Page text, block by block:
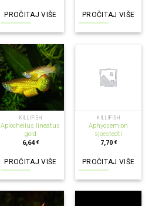
PROČITAJ VIŠE PROČITAJ VIŠE
NEMA NA ZALIHI
KILLIFISH
Aplocheilus lineatus
gold
6,64 €
PROČITAJ VIŠE
NEMA NA ZALIHI
KILLIFISH
Aphyosemion
sjoestedti
7,70 €
PROČITAJ VIŠE